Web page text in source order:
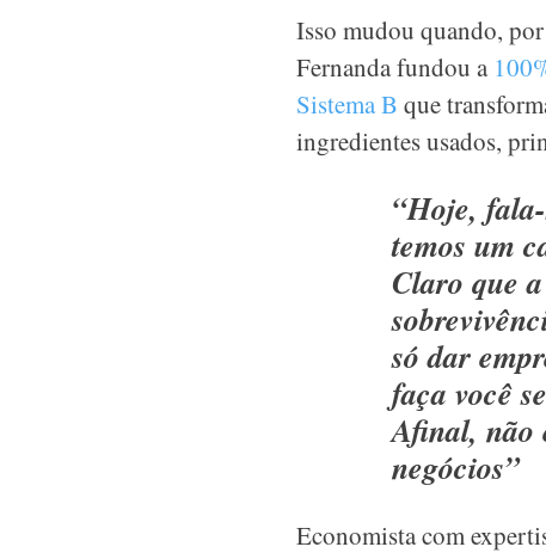
Isso mudou quando,
Fernanda fundou a
Sistema B que
ingredientes usados,
“Hoje,
temos um
Claro que
só dar
faça você
Afinal, não
negócios”
Economista com